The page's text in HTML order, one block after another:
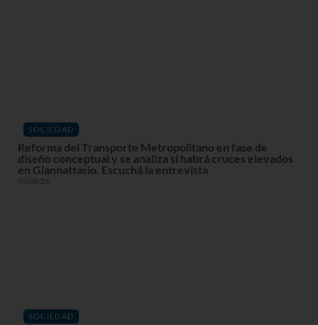
SOCIEDAD
Reforma del Transporte Metropolitano en fase de
diseño conceptual y se analiza si habrá cruces elevados
en Giannattasio. Escuchá la entrevista
05/08/26
SOCIEDAD